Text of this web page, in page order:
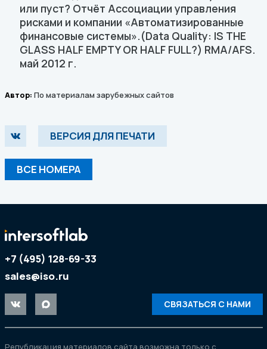
или пуст? Отчёт Ассоциации управления
рисками и компании «Автоматизированные
финансовые системы».(Data Quality: IS THE
GLASS HALF EMPTY OR HALF FULL?) RMA/AFS.
май 2012 г.
Автор: По материалам зарубежных сайтов
ВЕРСИЯ ДЛЯ ПЕЧАТИ
ВСЕ НОМЕРА
+7 (495) 128-69-33
sales@iso.ru
СВЯЗАТЬСЯ С НАМИ
Републикация материалов сайта возможна только с